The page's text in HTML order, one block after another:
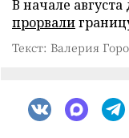
В начале
прорвали
Текст: Валерия